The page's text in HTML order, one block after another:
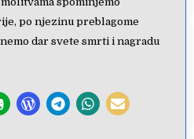
po njezinu preblagome
dar svete smrti i nagradu